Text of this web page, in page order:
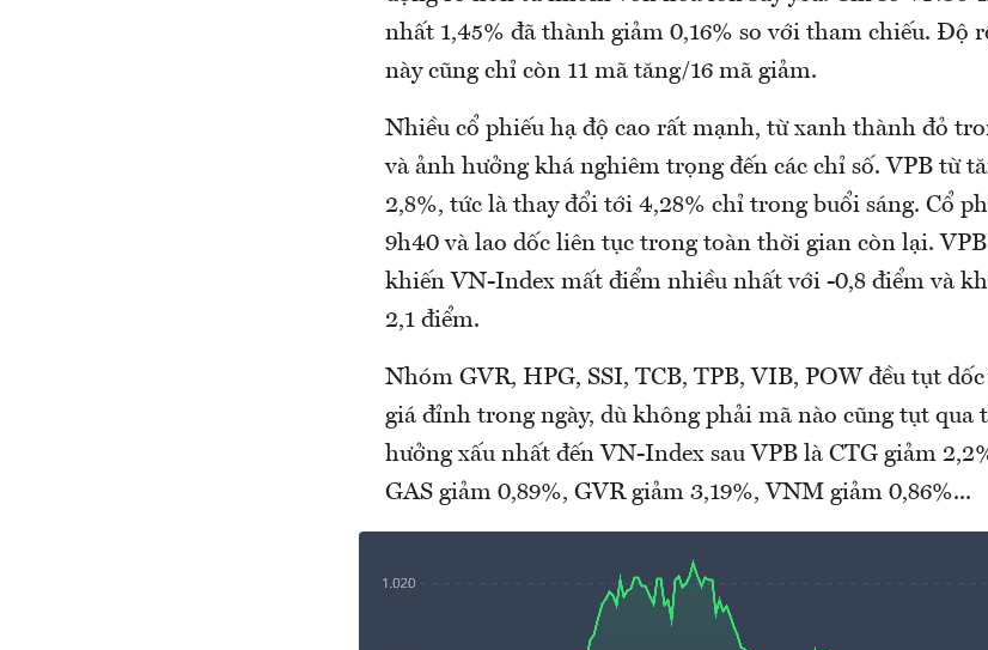
nhất 1,45% đã thành giảm 0,16% so với tham chiếu. Độ
này cũng chỉ còn 11 mã tăng/16 mã giảm.
Nhiều cổ phiếu hạ độ cao rất mạnh, từ xanh thành đỏ
và ảnh hưởng khá nghiêm trọng đến các chỉ số. VPB từ
2,8%, tức là thay đổi tới 4,28% chỉ trong buổi sáng. Cổ
9h40 và lao dốc liên tục trong toàn thời gian còn lại.
khiến VN-Index mất điểm nhiều nhất với -0,8 điểm và
2,1 điểm.
Nhóm GVR, HPG, SSI, TCB, TPB, VIB, POW đều tụt
giá đỉnh trong ngày, dù không phải mã nào cũng tụt qua
hưởng xấu nhất đến VN-Index sau VPB là CTG giảm
GAS giảm 0,89%, GVR giảm 3,19%, VNM giảm 0,86%...